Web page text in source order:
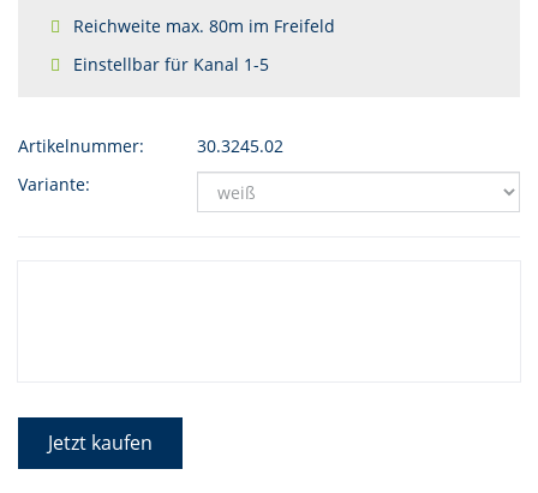
Reichweite max. 80m im Freifeld
Einstellbar für Kanal 1-5
Artikelnummer:
30.3245.02
Variante:
Jetzt kaufen